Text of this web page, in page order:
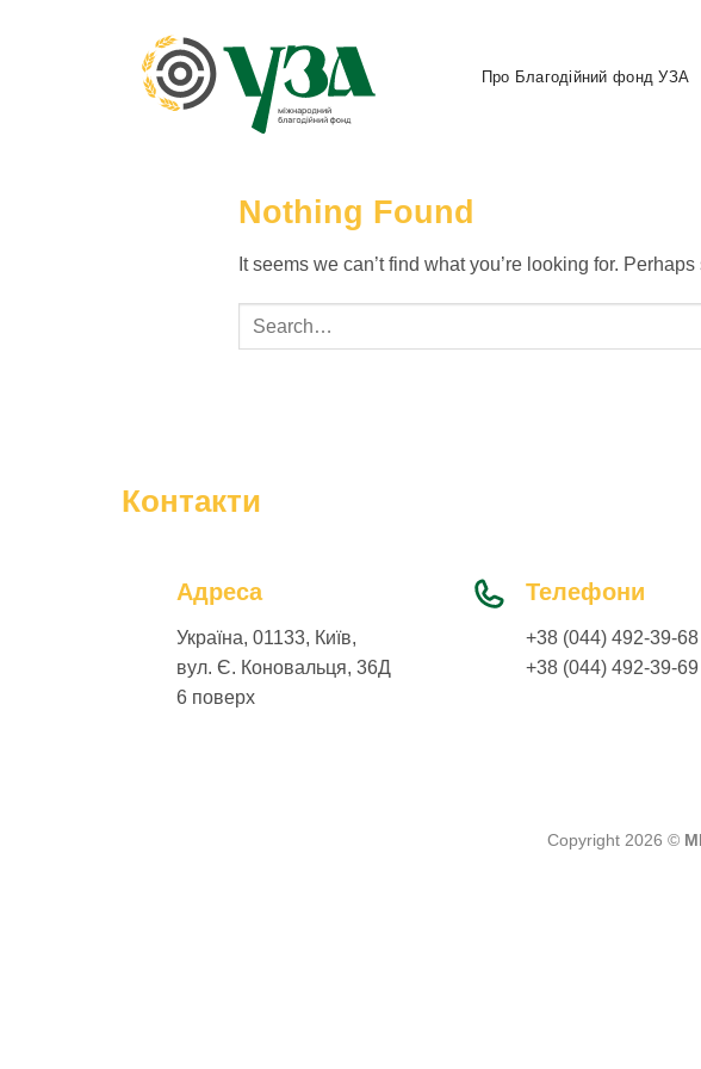
Про Благодійний фонд УЗА
Nothing Found
It seems we can’t find what you’re looking for.
Контакти
Адреса
Україна, 01133, Київ,
вул. Є. Коновальця, 36Д
6 поверх
Телефони
+38 (044) 492-39-68
+38 (044) 492-39-69
Copyright 2026 ©